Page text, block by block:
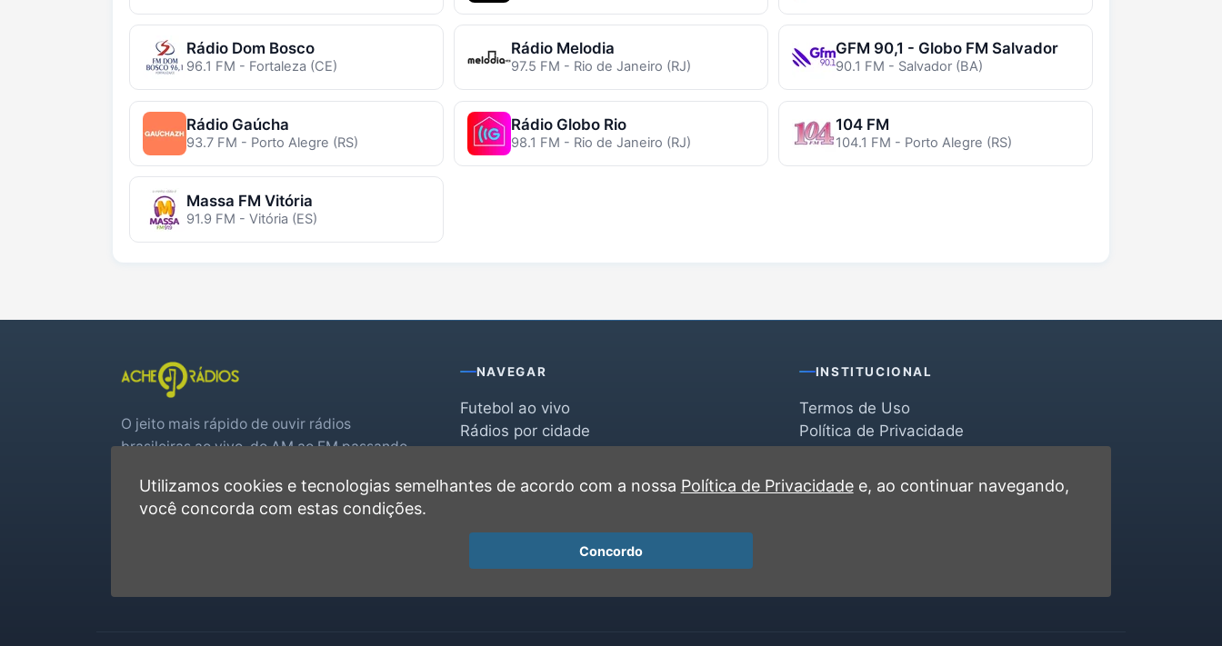
Rádio Dom Bosco
96.1 FM - Fortaleza (CE)
Rádio Melodia
97.5 FM - Rio de Janeiro (RJ)
GFM 90,1 - Globo FM Salvador
90.1 FM - Salvador (BA)
Rádio Gaúcha
93.7 FM - Porto Alegre (RS)
Rádio Globo Rio
98.1 FM - Rio de Janeiro (RJ)
104 FM
104.1 FM - Porto Alegre (RS)
Massa FM Vitória
91.9 FM - Vitória (ES)
O jeito mais rápido de ouvir rádios
brasileiras ao vivo, do AM ao FM passando
real.
NAVEGAR
Futebol ao vivo
Rádios por cidade
Favoritas
INSTITUCIONAL
Termos de Uso
Política de Privacidade
Contato
Utilizamos cookies e tecnologias semelhantes de acordo com a nossa Política de Privacidadee, ao continuar navegando,
você concorda com estas condições.
Concordo